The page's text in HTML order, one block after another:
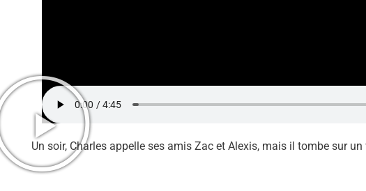
Un soir, Charles appelle ses amis Zac et Alexis, mais il tombe sur